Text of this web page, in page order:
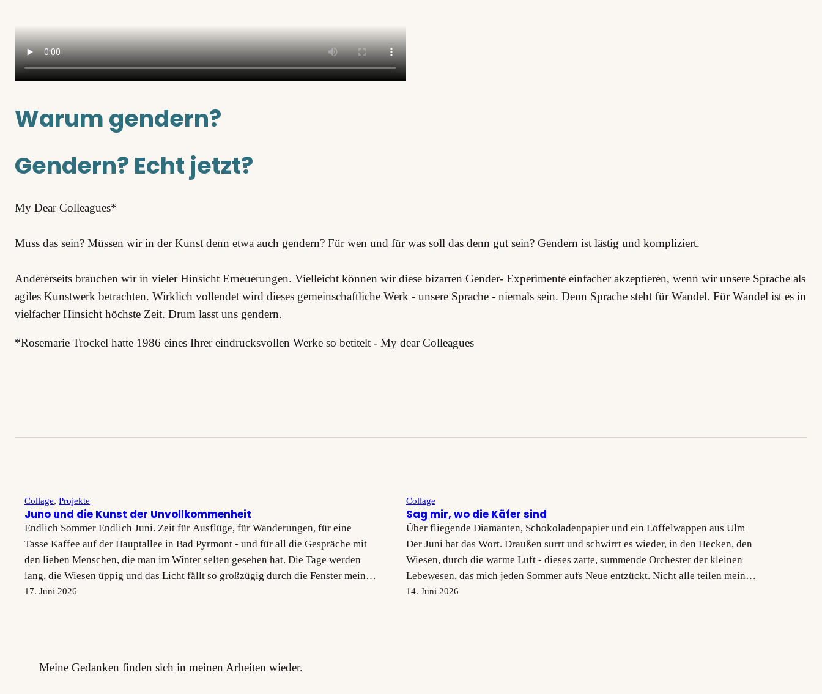
Warum gendern?
Gendern? Echt jetzt?
My Dear Colleagues*
Muss das sein? Müssen wir in der Kunst denn etwa auch gendern? Für wen und für was soll das denn gut sein? Gendern ist lästig und kompliziert.
Andererseits brauchen wir in vieler Hinsicht Erneuerungen. Vielleicht können wir diese bizarren Gender- Experimente einfacher akzeptieren, wenn wir unsere Sprache als
agiles Kunstwerk betrachten. Wirklich vollendet wird dieses gemeinschaftliche Werk - unsere Sprache - niemals sein. Denn Sprache steht für Wandel. Für Wandel ist es in
vielfacher Hinsicht höchste Zeit. Drum lasst uns gendern.
*Rosemarie Trockel hatte 1986 eines Ihrer eindrucksvollen Werke so betitelt - My dear Colleagues
Collage, Projekte
Juno und die Kunst der Unvollkommenheit
Endlich Sommer Endlich Juni. Zeit für Ausflüge, für Wanderungen, für eine
Tasse Kaffee auf der Hauptallee in Bad Pyrmont - und für all die Gespräche mit
den lieben Menschen, die man im Winter selten gesehen hat. Die Tage werden
lang, die Wiesen üppig und das Licht fällt so großzügig durch die Fenster meines
Ateliers, dass…
17. Juni 2026
Collage
Sag mir, wo die Käfer sind
Über fliegende Diamanten, Schokoladenpapier und ein Löffelwappen aus Ulm
Der Juni hat das Wort. Draußen surrt und schwirrt es wieder, in den Hecken, den
Wiesen, durch die warme Luft - dieses zarte, summende Orchester der kleinen
Lebewesen, das mich jeden Sommer aufs Neue entzückt. Nicht alle teilen meine
Begeisterung, ich weiß. Wer jetzt innerlich schon…
14. Juni 2026
Meine Gedanken finden sich in meinen Arbeiten wieder.